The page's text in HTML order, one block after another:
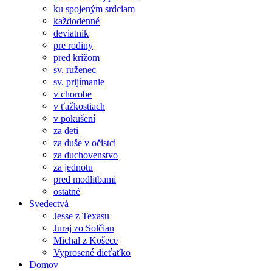
ku spojeným srdciam
každodenné
deviatnik
pre rodiny
pred krížom
sv. ruženec
sv. prijímanie
v chorobe
v ťažkostiach
v pokušení
za deti
za duše v očistci
za duchovenstvo
za jednotu
pred modlitbami
ostatné
Svedectvá
Jesse z Texasu
Juraj zo Solčian
Michal z Košece
Vyprosené dieťaťko
Domov